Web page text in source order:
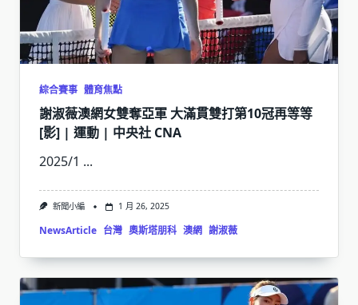
綜合賽事 體育焦點
謝淑薇澳網女雙奪亞軍 大滿貫雙打第10冠再等等
[影] | 運動 | 中央社 CNA
2025/1 ...
新聞小編 1 月 26, 2025
NewsArticle 台灣 奧斯塔朋科 澳網 謝淑薇